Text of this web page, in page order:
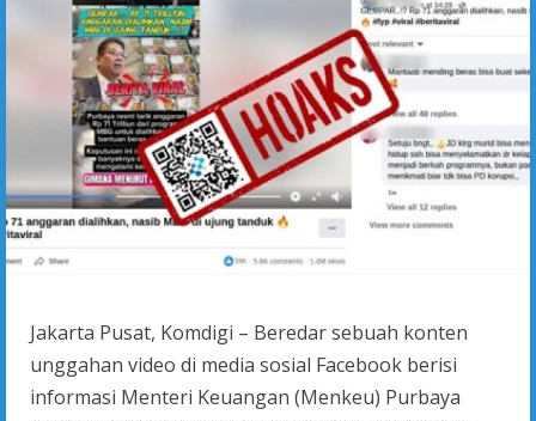
Jakarta Pusat, Komdigi – Beredar sebuah konten
unggahan video di media sosial Facebook berisi
informasi Menteri Keuangan (Menkeu) Purbaya